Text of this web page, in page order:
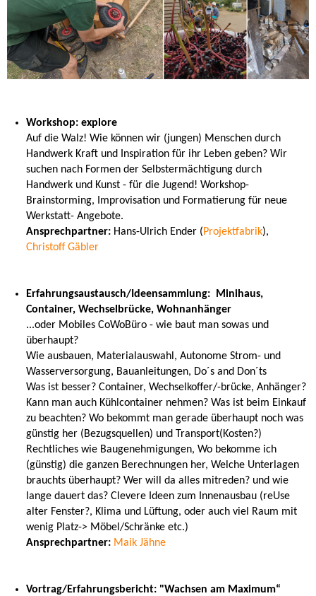
Workshop: explore
Auf die Walz! Wie können wir (jungen) Menschen durch
Handwerk Kraft und Inspiration für ihr Leben geben? Wir
suchen nach Formen der Selbstermächtigung durch
Handwerk und Kunst - für die Jugend! Workshop-
Brainstorming, Improvisation und Formatierung für neue
Werkstatt- Angebote.
Ansprechpartner: Hans-Ulrich Ender (Projektfabrik),
Christoff Gäbler
Erfahrungsaustausch/Ideensammlung: Minihaus,
Container, Wechselbrücke, Wohnanhänger
...oder Mobiles CoWoBüro - wie baut man sowas und
überhaupt?
Wie ausbauen, Materialauswahl, Autonome Strom- und
Wasserversorgung, Bauanleitungen, Do´s and Don´ts
Was ist besser? Container, Wechselkoffer/-brücke, Anhänger?
Kann man auch Kühlcontainer nehmen? Was ist beim Einkauf
zu beachten? Wo bekommt man gerade überhaupt noch was
günstig her (Bezugsquellen) und Transport(Kosten?)
Rechtliches wie Baugenehmigungen, Wo bekomme ich
(günstig) die ganzen Berechnungen her, Welche Unterlagen
brauchts überhaupt? Wer will da alles mitreden? und wie
lange dauert das? Clevere Ideen zum Innenausbau (reUse
alter Fenster?, Klima und Lüftung, oder auch viel Raum mit
wenig Platz-> Möbel/Schränke etc.)
Ansprechpartner: Maik Jähne
Vortrag/Erfahrungsbericht: "Wachsen am Maximum“